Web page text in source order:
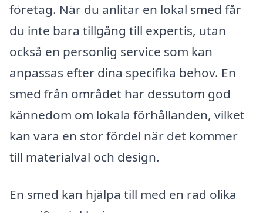
företag. När du anlitar en lokal smed får
du inte bara tillgång till expertis, utan
också en personlig service som kan
anpassas efter dina specifika behov. En
smed från området har dessutom god
kännedom om lokala förhållanden, vilket
kan vara en stor fördel när det kommer
till materialval och design.
En smed kan hjälpa till med en rad olika